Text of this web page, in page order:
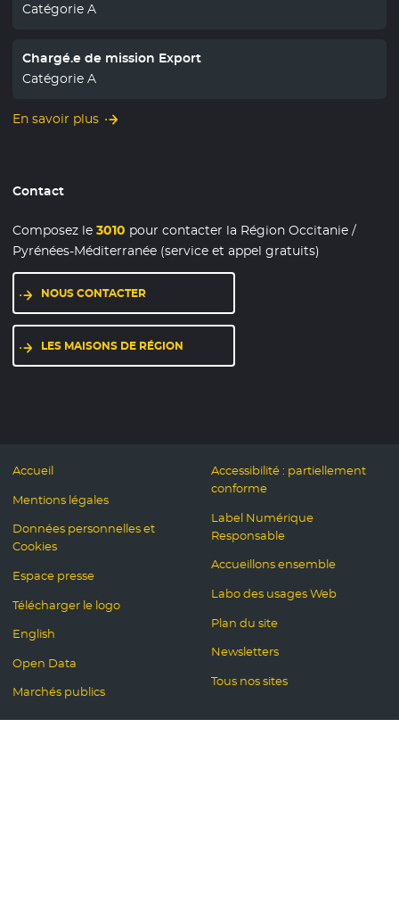
Catégorie A
Chargé.e de mission Export
Catégorie A
En savoir plus
Contact
Composez le3010 pour contacter la Région Occitanie /
Pyrénées-Méditerranée (service et appel gratuits)
NOUS CONTACTER
LES MAISONS DE RÉGION
Accueil
Mentions légales
Données personnelles et
Cookies
Espace presse
Télécharger le logo
English
Open Data
Marchés publics
Accessibilité : partiellement
conforme
Label Numérique
Responsable
Accueillons ensemble
Labo des usages Web
Plan du site
Newsletters
Tous nos sites